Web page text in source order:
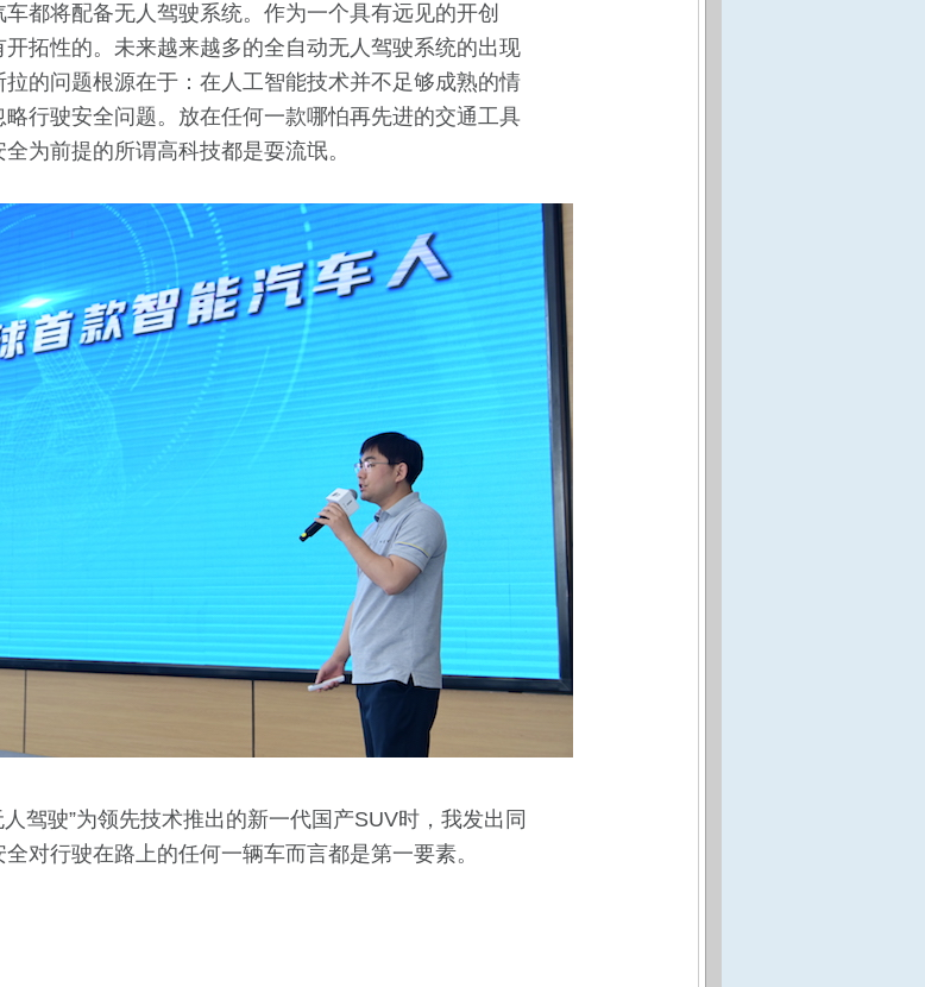
都将配备无人驾驶系统。作为一个具有远见的开创
拓性的。未来越来越多的全自动无人驾驶系统的出现
的问题根源在于：在人工智能技术并不足够成熟的情
行驶安全问题。放在任何一款哪怕再先进的交通工具
为前提的所谓高科技都是耍流氓。
驾驶”为领先技术推出的新一代国产SUV时，我发出同
对行驶在路上的任何一辆车而言都是第一要素。